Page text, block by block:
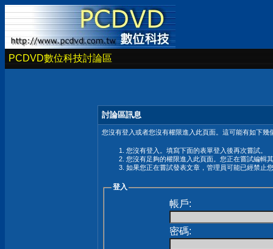
PCDVD數位科技討論區
討論區訊息
您沒有登入或者您沒有權限進入此頁面。這可能有如下幾
您沒有登入。填寫下面的表單登入後再次嘗試。
您沒有足夠的權限進入此頁面。您正在嘗試編輯
如果您正在嘗試發表文章，管理員可能已經禁止
登入
帳戶:
密碼: